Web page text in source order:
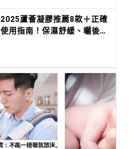
2025蘆薈凝膠推薦8款＋正確
使用指南！保濕舒緩、曬後修